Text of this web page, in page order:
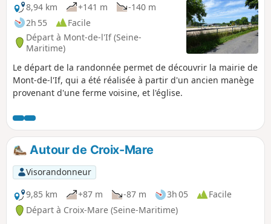
8,94 km
+141 m
-140 m
2h 55
Facile
Départ à Mont-de-l'If (Seine-
Maritime)
Le départ de la randonnée permet de découvrir la mairie de
Mont-de-l'If, qui a été réalisée à partir d'un ancien manège
provenant d'une ferme voisine, et l'église.
Autour de Croix-Mare
Visorandonneur
9,85 km
+87 m -87 m 3h 05
Facile
Départ à Croix-Mare (Seine-Maritime)